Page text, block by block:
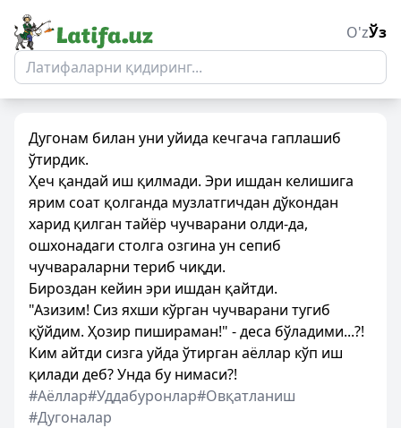
O'zЎз
Дугонам билан уни уйида кечгача гаплашиб
ўтирдик.
Ҳеч қандай иш қилмади. Эри ишдан келишига
ярим соат қолганда музлатгичдан дўкондан
харид қилган тайёр чучварани олди-да,
ошхонадаги столга озгина ун сепиб
чучвараларни териб чиқди.
Бироздан кейин эри ишдан қайтди.
"Азизим! Сиз яхши кўрган чучварани тугиб
қўйдим. Ҳозир пишираман!" - деса бўладими...?!
Ким айтди сизга уйда ўтирган аёллар кўп иш
қилади деб? Унда бу нимаси?!
#Аёллар#Уддабуронлар#Овқатланиш
#Дугоналар